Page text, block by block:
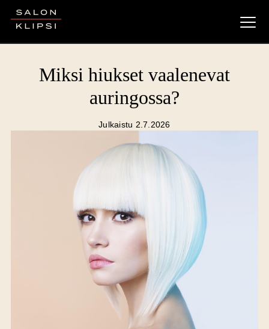
Salon Klipsi
Miksi hiukset vaalenevat
auringossa?
Julkaistu 2.7.2026